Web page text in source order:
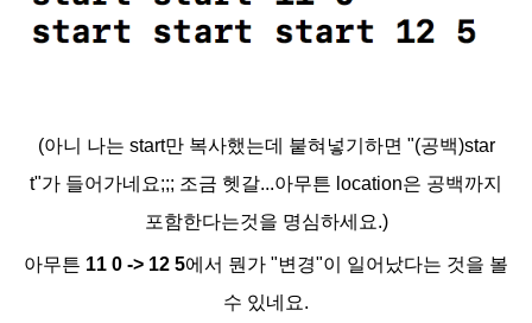
(아니 나는 start만 복사했는데 붙혀넣기하면 "(공백)star
t"가 들어가네요;;; 조금 헷갈...아무튼 location은 공백까지
포함한다는것을 명심하세요.)
아무튼 11 0 -> 12 5에서 뭔가 "변경"이 일어났다는 것을 볼
수 있네요.